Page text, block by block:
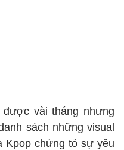
vài tháng nhưng
sách những visual
Kpop chứng tỏ sự yêu